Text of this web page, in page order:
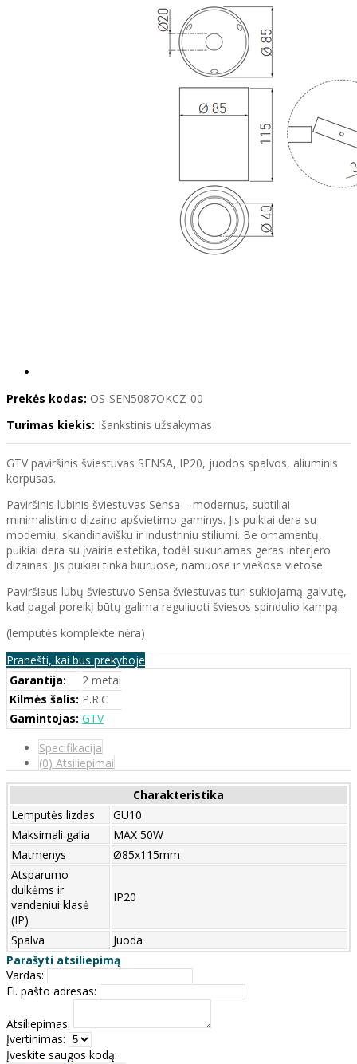
Prekės kodas: OS-SEN5087OKCZ-00
Turimas kiekis: Išankstinis užsakymas
GTV paviršinis šviestuvas SENSA, IP20, juodos spalvos, aliuminis
korpusas.
Paviršinis lubinis šviestuvas Sensa – modernus, subtiliai
minimalistinio dizaino apšvietimo gaminys. Jis puikiai dera su
moderniu, skandinavišku ir industriniu stiliumi. Be ornamentų,
puikiai dera su įvairia estetika, todėl sukuriamas geras interjero
dizainas. Jis puikiai tinka biuruose, namuose ir viešose vietose.
Paviršiaus lubų šviestuvo Sensa šviestuvas turi sukiojamą galvutę,
kad pagal poreikį būtų galima reguliuoti šviesos spindulio kampą.
(lemputės komplekte nėra)
Pranešti, kai bus prekyboje
Garantija:
2 metai
Kilmės šalis: P.R.C
Gamintojas: GTV
Specifikacija
(0) Atsiliepimai
Charakteristika
Lemputės lizdas
GU10
Maksimali galia
MAX 50W
Matmenys
Ø85x115mm
Atsparumo
dulkėms ir
vandeniui klasė
(IP)
IP20
Spalva
Juoda
Parašyti atsiliepimą
Vardas:
El. pašto adresas:
Atsiliepimas:
Įvertinimas:
Įveskite saugos kodą: